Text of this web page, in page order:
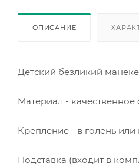
ОПИСАНИЕ
Детский безликий
Материал - качественное
Крепление - в голень или
Подставка (входит в